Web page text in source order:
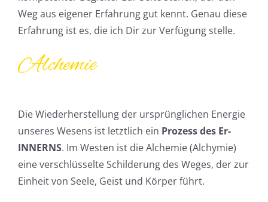
Weg aus eigener Erfahrung gut kennt. Genau diese
Erfahrung ist es, die ich Dir zur Verfügung stelle.
Alchemie
Die Wiederherstellung der ursprünglichen Energie
unseres Wesens ist letztlich ein Prozess des Er-
INNERNS. Im Westen ist die Alchemie (Alchymie)
eine verschlüsselte Schilderung des Weges, der zur
Einheit von Seele, Geist und Körper führt.